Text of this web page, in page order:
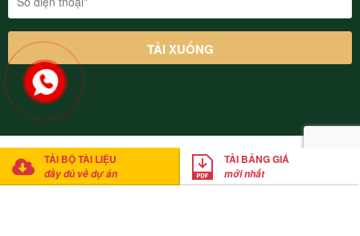
© 2022 Thung Lũng Thanh Xuân Valley Vĩnh Phúc. Cung cấp bởi
Mathsoft Việt Nam
TẢI BỘ TÀI LIỆU
đầy đủ về dự án
TẢI BẢNG GIÁ
mới nhất